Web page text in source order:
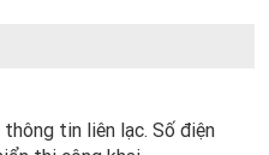
tin liên lạc. Số điện